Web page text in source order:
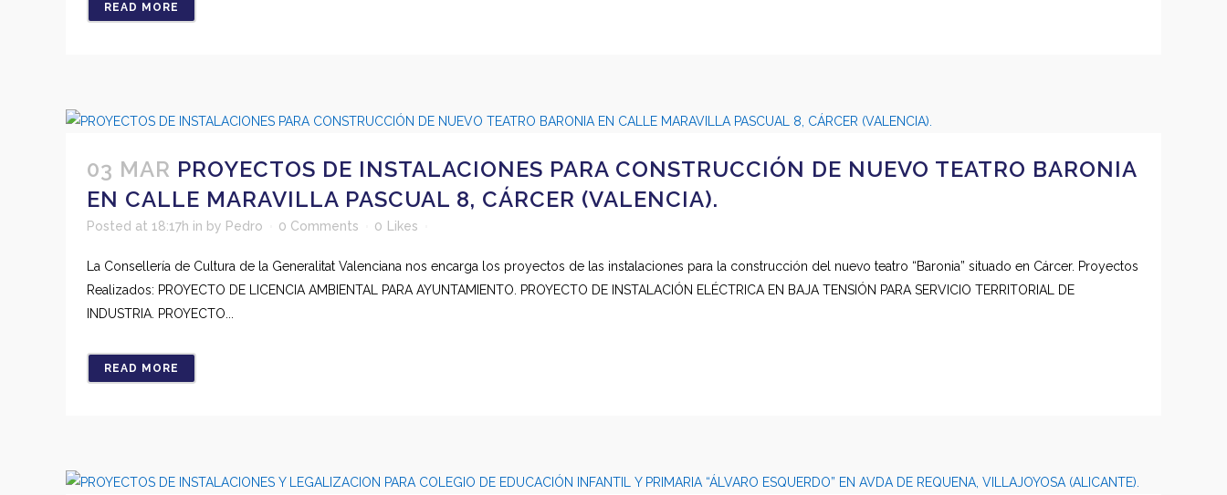
READ MORE
03 MAR PROYECTOS DE INSTALACIONES PARA CONSTRUCCIÓN DE NUEVO TEATRO BARONIA
EN CALLE MARAVILLA PASCUAL 8, CÁRCER (VALENCIA).
Posted at 18:17h in by Pedro 0 Comments 0 Likes
La Consellería de Cultura de la Generalitat Valenciana nos encarga los proyectos de las instalaciones para la construcción del nuevo teatro “Baronia” situado en Cárcer. Proyectos
Realizados: PROYECTO DE LICENCIA AMBIENTAL PARA AYUNTAMIENTO. PROYECTO DE INSTALACIÓN ELÉCTRICA EN BAJA TENSIÓN PARA SERVICIO TERRITORIAL DE
INDUSTRIA. PROYECTO...
READ MORE